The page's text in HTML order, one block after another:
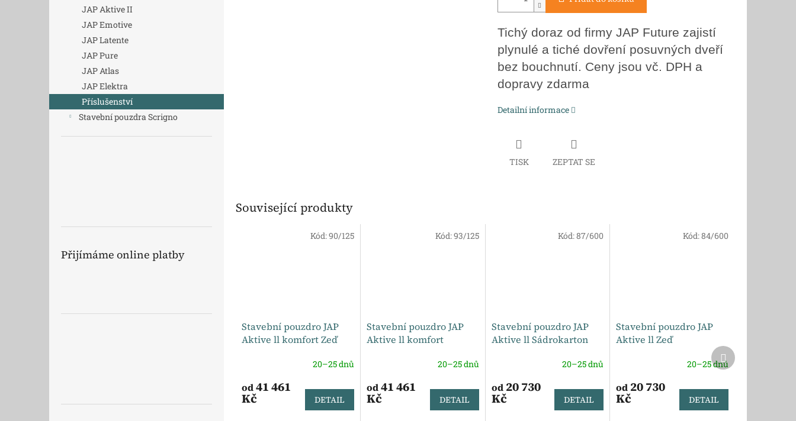
JAP Aktive II
JAP Emotive
JAP Latente
JAP Pure
JAP Atlas
JAP Elektra
Příslušenství
Stavební pouzdra Scrigno
Přijímáme online platby
Tichý doraz od firmy JAP Future zajistí
plynulé a tiché dovření posuvných dveří
bez bouchnutí. Ceny jsou vč. DPH a
dopravy zdarma
Detailní informace
TISK ZEPTAT SE
Související produkty
Stavební pouzdro JAP
Aktive ll komfort Zeď
20–25 dnů
od41 461
Kč DETAIL
Kód:90/125
Stavební pouzdro JAP
Aktive ll komfort
20–25 dnů
od41 461
Kč DETAIL
Kód:93/125
Stavební pouzdro JAP
Aktive ll Sádrokarton
20–25 dnů
od20 730
Kč DETAIL
Kód:87/600
Stavební pouzdro JAP
Aktive ll Zeď
20–25 dnů
od 20 730
Kč DETAIL
Kód:84/600
Další
produkt